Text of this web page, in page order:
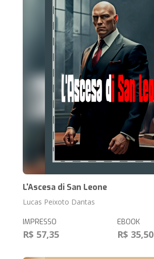
L'Ascesa di San Leone
Lucas Peixoto Dantas
IMPRESSO
R$ 57,35
EBOOK
R$ 35,50